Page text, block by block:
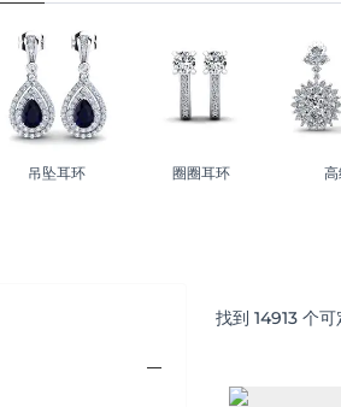
吊坠耳环 圈圈耳环 高
找到 14913 个可